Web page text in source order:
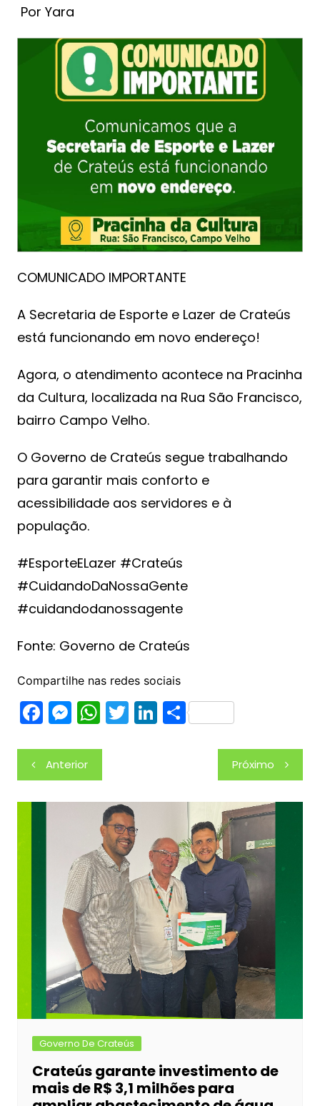
Por Yara
COMUNICADO IMPORTANTE
A Secretaria de Esporte e Lazer de Crateús
está funcionando em novo endereço!
Agora, o atendimento acontece na Pracinha
da Cultura, localizada na Rua São Francisco,
bairro Campo Velho.
O Governo de Crateús segue trabalhando
para garantir mais conforto e
acessibilidade aos servidores e à
população.
#EsporteELazer #Crateús
#CuidandoDaNossaGente
#cuidandodanossagente
Fonte: Governo de Crateús
Compartilhe nas redes sociais
F
c
e
b
M
s
s
e
g
er
W
at
s
A
p
p
T Li
dI
S
Navegação
de
Post
Anterior Próximo
Governo De Crateús
Crateús garante investimento de
mais de R$ 3,1 milhões para